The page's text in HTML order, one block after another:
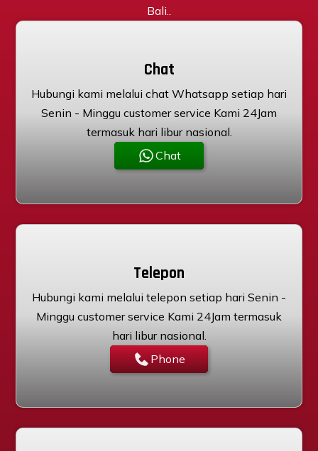
Bali..
Chat
Hubungi kami melalui chat Whatsapp setiap hari
Senin - Minggu customer service Kami 24Jam
termasuk hari libur nasional.
Chat
Telepon
Hubungi kami melalui telepon setiap hari Senin -
Minggu customer service Kami 24Jam termasuk
hari libur nasional.
Phone